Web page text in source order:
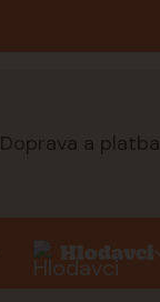
Doprava a platba
Hlodavci